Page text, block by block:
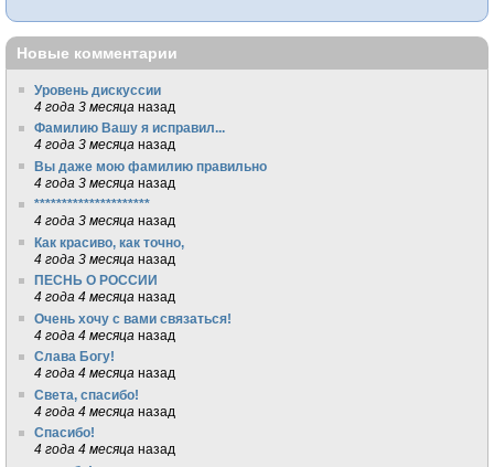
Новые комментарии
Уровень дискуссии
4 года 3 месяца назад
Фамилию Вашу я исправил...
4 года 3 месяца назад
Вы даже мою фамилию правильно
4 года 3 месяца назад
*********************
4 года 3 месяца назад
Как красиво, как точно,
4 года 3 месяца назад
ПЕСНЬ О РОССИИ
4 года 4 месяца назад
Очень хочу с вами связаться!
4 года 4 месяца назад
Слава Богу!
4 года 4 месяца назад
Света, спасибо!
4 года 4 месяца назад
Спасибо!
4 года 4 месяца назад